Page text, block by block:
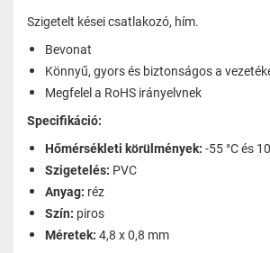
Szigetelt kései csatlakozó, hím.
Bevonat
Könnyű, gyors és biztonságos a
Megfelel a RoHS irányelvnek
Specifikáció:
Hőmérsékleti körülmények: -55 °C és
Szigetelés: PVC
Anyag: réz
Szín: piros
Méretek: 4,8 x 0,8 mm